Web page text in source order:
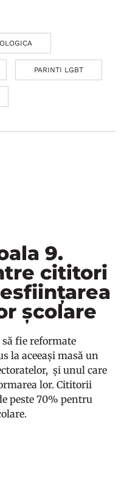
PARINTI LGBT
9.
cititori
școlare
fie reformate
la aceeași masă un
și unul care
lor. Cititorii
peste 70% pentru